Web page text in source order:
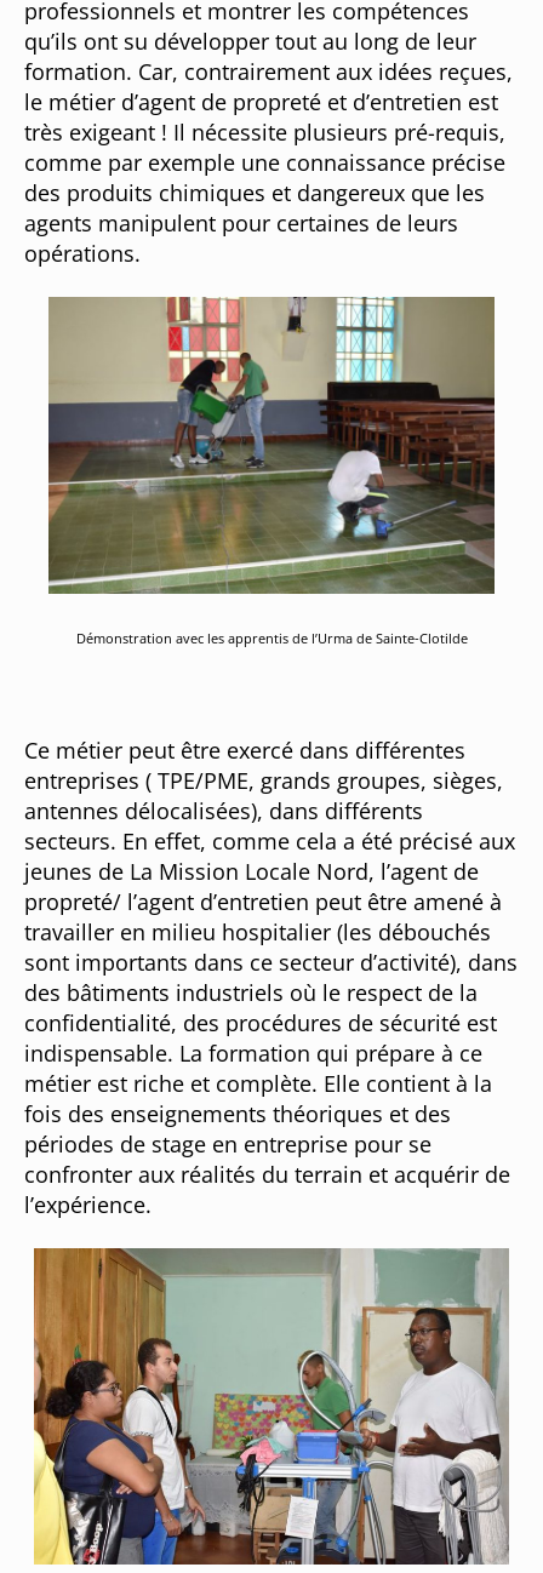
professionnels et montrer les compétences
qu’ils ont su développer tout au long de leur
formation. Car, contrairement aux idées reçues,
le métier d’agent de propreté et d’entretien est
très exigeant ! Il nécessite plusieurs pré-requis,
comme par exemple une connaissance précise
des produits chimiques et dangereux que les
agents manipulent pour certaines de leurs
opérations.
Démonstration avec les apprentis de l’Urma de Sainte-Clotilde
Ce métier peut être exercé dans différentes
entreprises ( TPE/PME, grands groupes, sièges,
antennes délocalisées), dans différents
secteurs. En effet, comme cela a été précisé aux
jeunes de La Mission Locale Nord, l’agent de
propreté/ l’agent d’entretien peut être amené à
travailler en milieu hospitalier (les débouchés
sont importants dans ce secteur d’activité), dans
des bâtiments industriels où le respect de la
confidentialité, des procédures de sécurité est
indispensable. La formation qui prépare à ce
métier est riche et complète. Elle contient à la
fois des enseignements théoriques et des
périodes de stage en entreprise pour se
confronter aux réalités du terrain et acquérir de
l’expérience.